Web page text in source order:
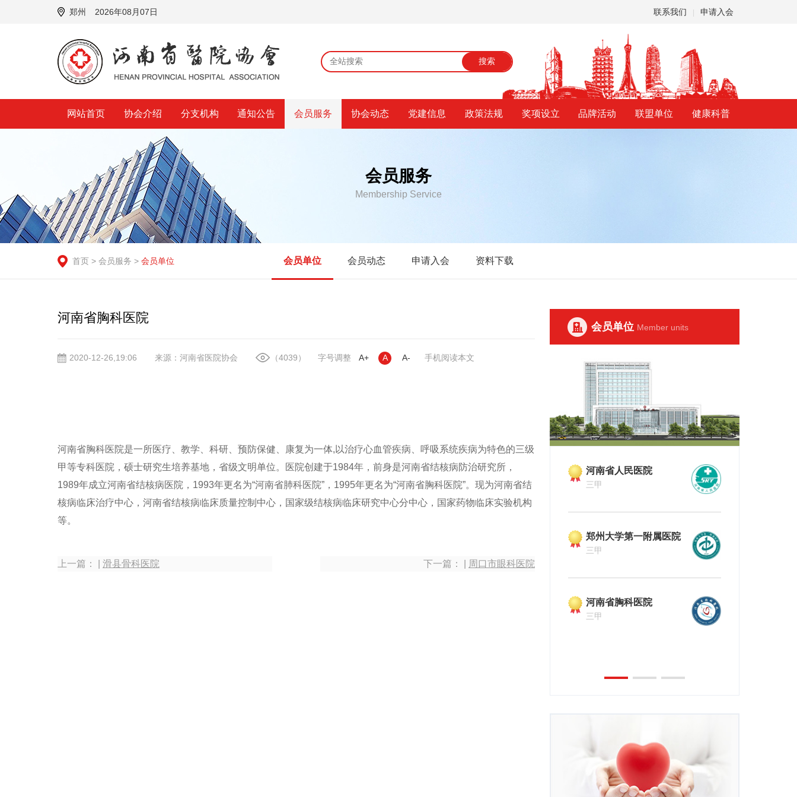
郑州 2026年08月07日 联系我们 申请入会
搜索
网站首页 协会介绍 分支机构 通知公告 会员服务 协会动态 党建信息 政策法规 奖项设立 品牌活动 联盟单位 健康科普
会员服务
Membership Service
首页 > 会员服务 > 会员单位 会员单位 会员动态 申请入会 资料下载
河南省胸科医院
2020-12-26,19:06 来源：河南省医院协会 （4039） 字号调整 A+ A A- 手机阅读本文
河南省胸科医院是一所医疗、教学、科研、预防保健、康复为一体,以治疗心血管疾病、呼吸系统疾病为特色的三级
甲等专科医院，硕士研究生培养基地，省级文明单位。医院创建于1984年，前身是河南省结核病防治研究所，
1989年成立河南省结核病医院，1993年更名为“河南省肺科医院”，1995年更名为“河南省胸科医院”。现为河南省结
核病临床治疗中心，河南省结核病临床质量控制中心，国家级结核病临床研究中心分中心，国家药物临床实验机构
等。
上一篇： | 滑县骨科医院 下一篇： | 周口市眼科医院
会员单位 Member units
河南省人民医院
三甲
郑州大学第一附属医院
三甲
河南省胸科医院
三甲